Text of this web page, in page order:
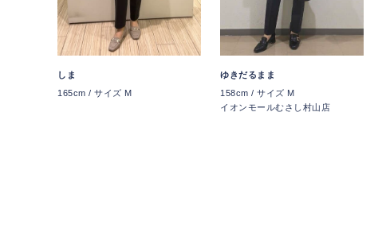
しま
165cm / サイズ M
ゆきだるまま
158cm / サイズ M
イオンモールむさし村山店